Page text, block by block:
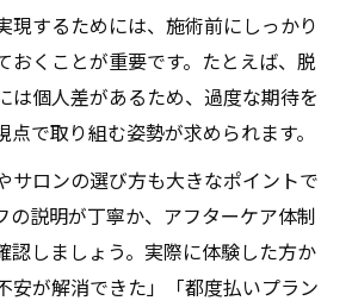
現するためには、施術前にしっかり
おくことが重要です。たとえば、脱
は個人差があるため、過度な期待を
で取り組む姿勢が求められます。
サロンの選び方も大きなポイントで
の説明が丁寧か、アフターケア体制
認しましょう。実際に体験した方か
安が解消できた」「都度払いプラン